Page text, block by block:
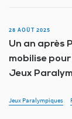
28 AOÛT 2025
Un an après
mobilise pour
Jeux
Jeux Paralympiques